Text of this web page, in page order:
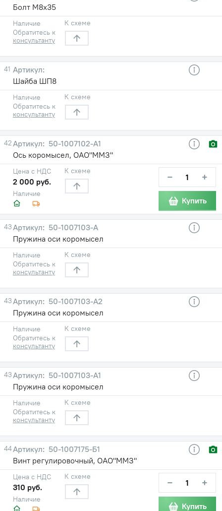
Болт М8х35
Наличие
Обратитесь к
консультанту
К схеме
41
Шайба ШП8
Наличие
Обратитесь к
консультанту
К схеме
42
50-1007102-А1
Ось коромысел, ОАО"ММЗ"
Наличие
Цена с НДС
2 000 руб.
К схеме − +
Купить
43
50-1007103-А
Пружина оси коромысел
Наличие
Обратитесь к
консультанту
К схеме
43
50-1007103-А2
Пружина оси коромысел
Наличие
Обратитесь к
консультанту
К схеме
43
50-1007103-А1
Пружина оси коромысел
Наличие
Обратитесь к
консультанту
К схеме
44
50-1007175-Б1
Винт регулировочный, ОАО"ММЗ"
Наличие
Цена с НДС
310 руб.
К схеме − +
Купить